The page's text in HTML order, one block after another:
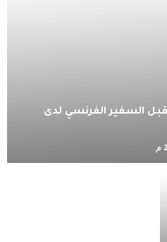
السفير الفرنسي لدى